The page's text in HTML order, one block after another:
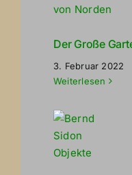
Der Große
3. Februar 2022
Weiterlesen